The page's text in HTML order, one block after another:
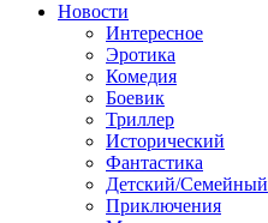
Новости
Интересное
Эротика
Комедия
Боевик
Триллер
Исторический
Фантастика
Детский/Семейный
Приключения